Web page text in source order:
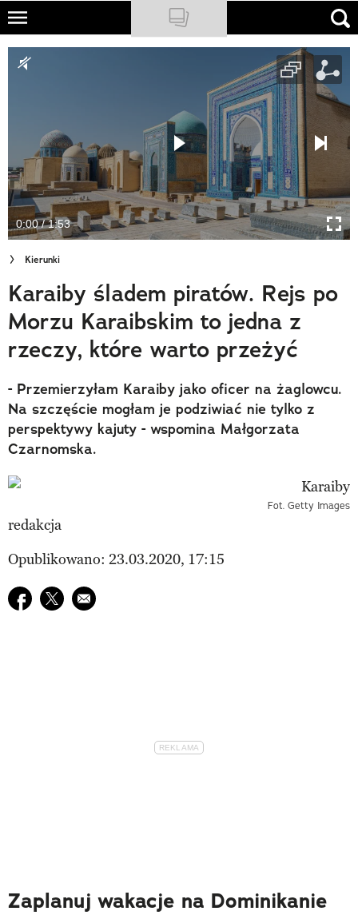
Skip
main
NATIONAL GEOGRAPHIC
Sklep
Newsletter
Cuda Polski
Wielki Konkurs Fotograficzny
Trendbook Podróżniczy
Polecane
0:00 / 1:53
Kierunki
Karaiby śladem piratów. Rejs po
Morzu Karaibskim to jedna z
rzeczy, które warto przeżyć
- Przemierzyłam Karaiby jako oficer na żaglowcu.
Na szczęście mogłam je podziwiać nie tylko z
perspektywy kajuty - wspomina Małgorzata
Czarnomska.
Fot. Getty Images
redakcja
Opublikowano: 23.03.2020, 17:15
Udostępnij na facebook
Udostępnij na twitter
E-mail do przyjaciela
Zaplanuj wakacje na Dominikanie